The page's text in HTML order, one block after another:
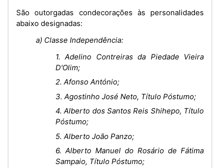
São outorgadas condecorações às personalidades
abaixo designadas:
a) Classe Independência:
1. Adelino Contreiras da Piedade Vieira
D'Olim;
2. Afonso António;
3. Agostinho José Neto, Título Póstumo;
4. Alberto dos Santos Reis Shihepo, Título
Póstumo;
5. Alberto João Panzo;
6. Alberto Manuel do Rosário de Fátima
Sampaio, Título Póstumo;